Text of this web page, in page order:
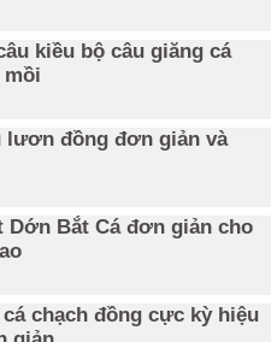
kiều bộ câu giăng cá
mồi
lươn đồng đơn giản và
Dớn Bắt Cá đơn giản cho
chạch đồng cực kỳ hiệu